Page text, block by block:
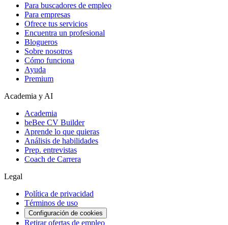
Para buscadores de empleo
Para empresas
Ofrece tus servicios
Encuentra un profesional
Blogueros
Sobre nosotros
Cómo funciona
Ayuda
Premium
Academia y AI
Academia
beBee CV Builder
Aprende lo que quieras
Análisis de habilidades
Prep. entrevistas
Coach de Carrera
Legal
Política de privacidad
Términos de uso
Configuración de cookies
Retirar ofertas de empleo